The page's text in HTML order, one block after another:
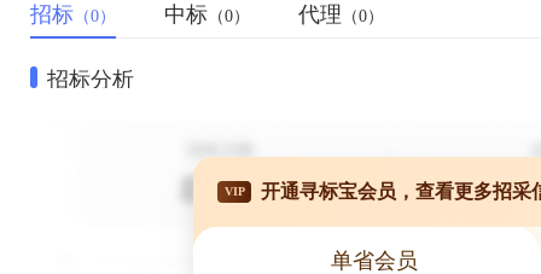
招标 （0） 中标 （0） 代理 （0）
招标分析
VIP 开通寻标宝会员，查看更多招采
单省会员